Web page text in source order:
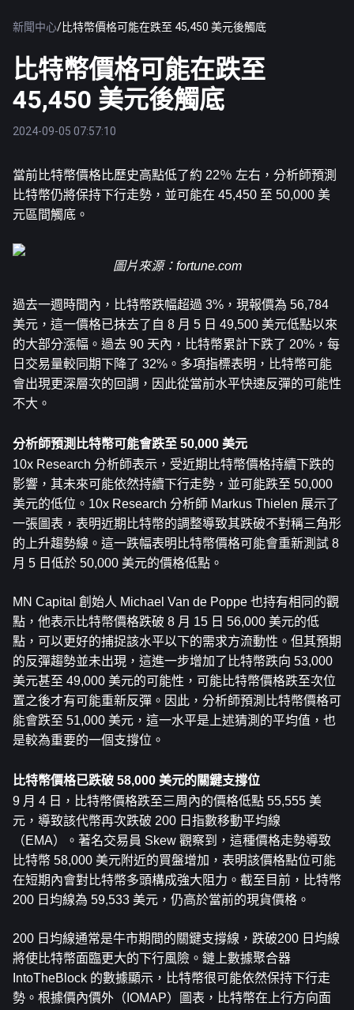
新聞中心/比特幣價格可能在跌至 45,450 美元後觸底
比特幣價格可能在跌至
45,450 美元後觸底
2024-09-05 07:57:10
當前比特幣價格比歷史高點低了約 22％ 左右，分析師預測
比特幣仍將保持下行走勢，並可能在 45,450 至 50,000 美
元區間觸底。
圖片來源： fortune.com
過去一週時間內，比特幣跌幅超過 3%，現報價為 56,784
美元，這一價格已抹去了自 8 月 5 日 49,500 美元低點以來
的大部分漲幅。過去 90 天內，比特幣累計下跌了 20%，每
日交易量較同期下降了 32%。多項指標表明，比特幣可能
會出現更深層次的回調，因此從當前水平快速反彈的可能性
不大。
分析師預測比特幣可能會跌至 50,000 美元
10x Research 分析師表示，受近期比特幣價格持續下跌的
影響，其未來可能依然持續下行走勢，並可能跌至 50,000
美元的低位。10x Research 分析師 Markus Thielen 展示了
一張圖表，表明近期比特幣的調整導致其跌破不對稱三角形
的上升趨勢線。這一跌幅表明比特幣價格可能會重新測試 8
月 5 日低於 50,000 美元的價格低點。
MN Capital 創始人 Michael Van de Poppe 也持有相同的觀
點，他表示比特幣價格跌破 8 月 15 日 56,000 美元的低
點，可以更好的捕捉該水平以下的需求方流動性。但其預期
的反彈趨勢並未出現，這進一步增加了比特幣跌向 53,000
美元甚至 49,000 美元的可能性，可能比特幣價格跌至次位
置之後才有可能重新反彈。因此，分析師預測比特幣價格可
能會跌至 51,000 美元，這一水平是上述猜測的平均值，也
是較為重要的一個支撐位。
比特幣價格已跌破 58,000 美元的關鍵支撐位
9 月 4 日，比特幣價格跌至三周內的價格低點 55,555 美
元，導致該代幣再次跌破 200 日指數移動平均線
（EMA）。著名交易員 Skew 觀察到，這種價格走勢導致
比特幣 58,000 美元附近的買盤增加，表明該價格點位可能
在短期內會對比特幣多頭構成強大阻力。截至目前，比特幣
200 日均線為 59,533 美元，仍高於當前的現貨價格。
200 日均線通常是牛市期間的關鍵支撐線，跌破200 日均線
將使比特幣面臨更大的下行風險。鏈上數據聚合器
IntoTheBlock 的數據顯示，比特幣很可能依然保持下行走
勢。根據價內價外（IOMAP）圖表，比特幣在上行方向面